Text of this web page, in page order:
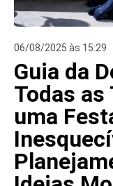
06/08/2025 às 15:29
Guia da
Todas as
uma